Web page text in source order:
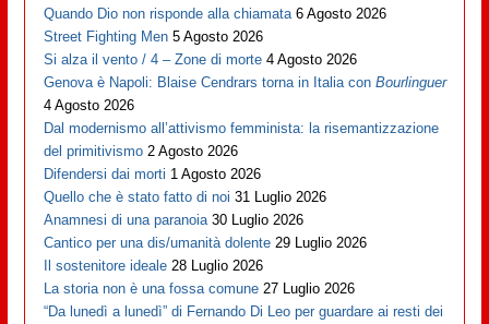
Quando Dio non risponde alla chiamata 6 Agosto 2026
Street Fighting Men 5 Agosto 2026
Si alza il vento / 4 – Zone di morte 4 Agosto 2026
Genova è Napoli: Blaise Cendrars torna in Italia conBourlinguer
4 Agosto 2026
Dal modernismo all’attivismo femminista: la risemantizzazione
del primitivismo 2 Agosto 2026
Difendersi dai morti 1 Agosto 2026
Quello che è stato fatto di noi 31 Luglio 2026
Anamnesi di una paranoia 30 Luglio 2026
Cantico per una dis/umanità dolente 29 Luglio 2026
Il sostenitore ideale 28 Luglio 2026
La storia non è una fossa comune 27 Luglio 2026
“Da lunedì a lunedì” di Fernando Di Leo per guardare ai resti dei